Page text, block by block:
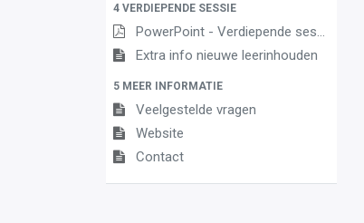
4 VERDIEPENDE SESSIE
PowerPoint - Verdiepende sessie - maart en april 2021
Extra info nieuwe leerinhouden
5 MEER INFORMATIE
Veelgestelde vragen
Website
Contact